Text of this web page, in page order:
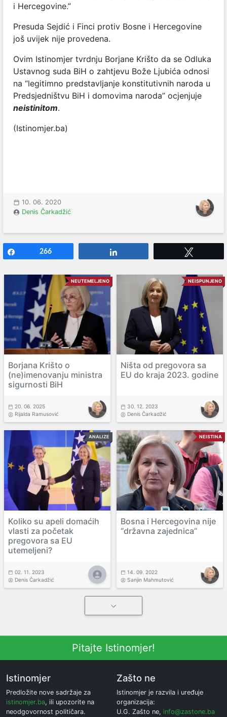
i Hercegovine.”
Presuda Sejdić i Finci protiv Bosne i Hercegovine
još uvijek nije provedena.
Ovim Istinomjer tvrdnju Borjane Krišto da se Odluka
Ustavnog suda BiH o zahtjevu Bože Ljubića odnosi
na “legitimno predstavljanje konstitutivnih naroda u
Predsjedništvu BiH i domovima naroda” ocjenjuje
neistinitom.
(Istinomjer.ba)
10. 06. 2020
Denis Čarkadžić
266
NEUTEMELJENO
Borjana Krišto o
(ne)imenovanju ministra
sigurnosti BiH
20. 06. 2025
Rijalda Ramusović
NEISPUNJENO
Ništa od pregovora sa
EU do kraja 2023. godine
30. 12. 2023
Denis Čarkadžić
ANALIZE
Koliko su apeli domaćih
vlasti za početak
pregovora sa EU
utemeljeni?
02. 11. 2023
Denis Čarkadžić
NEISTINA
Bosna i Hercegovina nije
“državna zajednica”
14. 09. 2022
Sanjin Mahmutović
Pitajte Istinomjer!
Istinomjer
Predložite nove sadržaje za
istinomjer.ba, ili upozorite na
neodgovornost političara.
Zašto ne
Istinomjer je razvila i uređuje
organizacija:
U.G. Zašto ne, info@zastone.ba